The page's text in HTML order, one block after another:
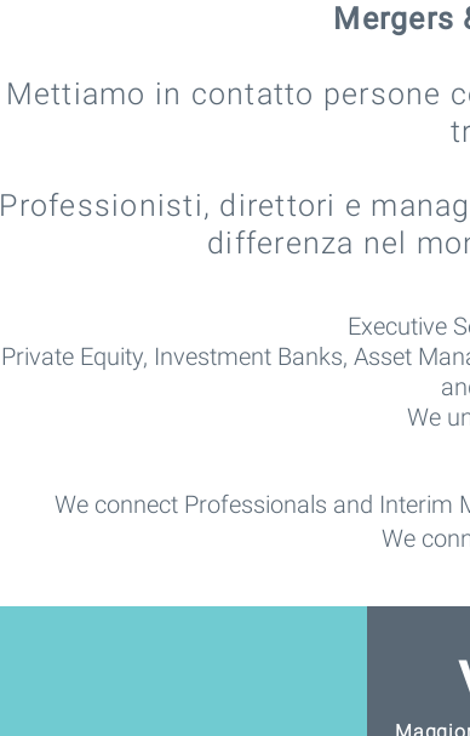
Mergers
Mettiamo in contatto persone
Professionisti, direttori e
differenza nel
Executive
Private Equity, Investment Banks, Asset
We
We connect Professionals and
We